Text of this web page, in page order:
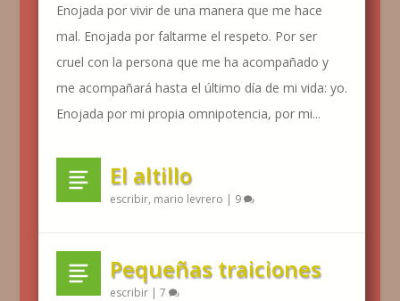
Enojada por vivir de una manera que me hace
mal. Enojada por faltarme el respeto. Por ser
cruel con la persona que me ha acompañado y
me acompañará hasta el último día de mi vida: yo.
Enojada por mi propia omnipotencia, por mi...
El altillo
escribir, mario levrero | 9
Pequeñas traiciones
escribir| 7